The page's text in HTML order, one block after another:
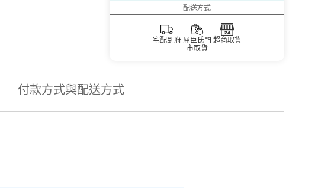
配送方式
宅配到府 屈臣氏門
市取貨
超商取貨
付款方式與配送方式